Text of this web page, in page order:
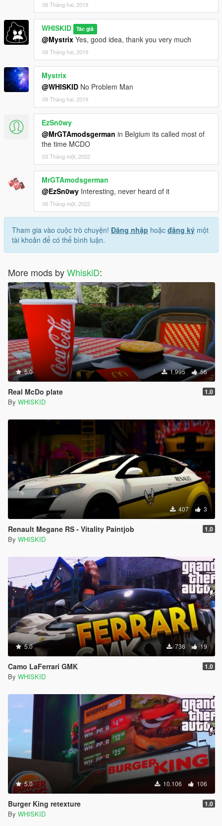
08 Tháng hai, 2019
WHISKID Tác giả
@Mystrix Yes, good idea, thank you very much
09 Tháng hai, 2019
Mystrix
@WHISKID No Problem Man
09 Tháng hai, 2019
EzSn0wy
@MrGTAmodsgerman in Belgium its called most of
the time MCDO
03 Tháng một, 2022
MrGTAmodsgerman
@EzSn0wy Interesting, never heard of it
06 Tháng một, 2022
Tham gia vào cuộc trò chuyện! Đăng nhập hoặc đăng ký một
tài khoản để có thể bình luận.
More mods byWhiskiD:
5.0 1.995 56
Real McDo plate 1.0
By WHISKID
407 3
Renault Megane RS - Vitality Paintjob 1.0
By WHISKID
5.0 736 19
Camo LaFerrari GMK 1.0
By WHISKID
5.0 10.106 106
Burger King retexture 1.0
By WHISKID